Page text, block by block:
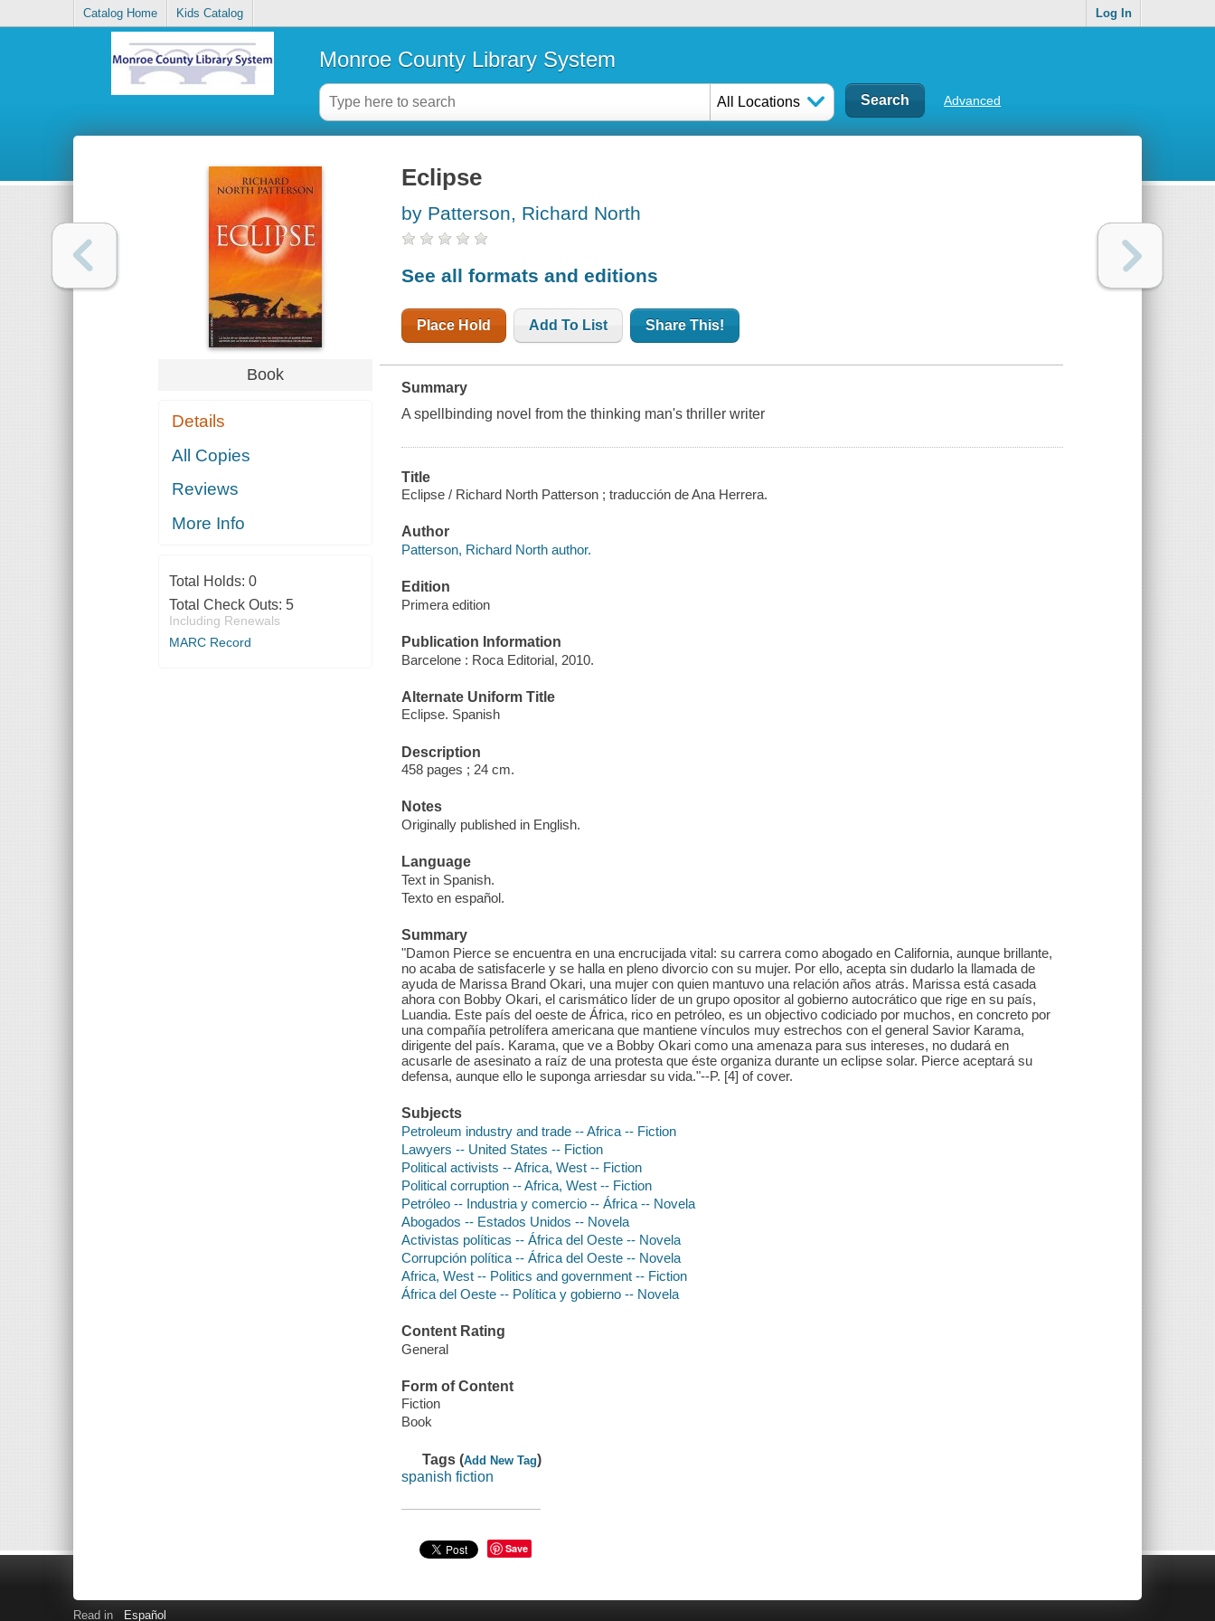
Catalog Home Kids Catalog Log In
Monroe County Library System
All Locations Advanced
Book
Details
All Copies
Reviews
More Info
Total Holds: 0
Total Check Outs: 5
Including Renewals
MARC Record
Eclipse
by Patterson, Richard North
See all formats and editions
Place Hold Add To List Share This!
Summary
A spellbinding novel from the thinking man's thriller writer
Title
Eclipse / Richard North Patterson ; traducción de Ana Herrera.
Author
Patterson, Richard North author.
Edition
Primera edition
Publication Information
Barcelone : Roca Editorial, 2010.
Alternate Uniform Title
Eclipse. Spanish
Description
458 pages ; 24 cm.
Notes
Originally published in English.
Language
Text in Spanish.
Texto en español.
Summary
"Damon Pierce se encuentra en una encrucijada vital: su carrera como abogado en California, aunque brillante,
no acaba de satisfacerle y se halla en pleno divorcio con su mujer. Por ello, acepta sin dudarlo la llamada de
ayuda de Marissa Brand Okari, una mujer con quien mantuvo una relación años atrás. Marissa está casada
ahora con Bobby Okari, el carismático líder de un grupo opositor al gobierno autocrático que rige en su país,
Luandia. Este país del oeste de África, rico en petróleo, es un objectivo codiciado por muchos, en concreto por
una compañía petrolífera americana que mantiene vínculos muy estrechos con el general Savior Karama,
dirigente del país. Karama, que ve a Bobby Okari como una amenaza para sus intereses, no dudará en
acusarle de asesinato a raíz de una protesta que éste organiza durante un eclipse solar. Pierce aceptará su
defensa, aunque ello le suponga arriesdar su vida."--P. [4] of cover.
Subjects
Petroleum industry and trade -- Africa -- Fiction
Lawyers -- United States -- Fiction
Political activists -- Africa, West -- Fiction
Political corruption -- Africa, West -- Fiction
Petróleo -- Industria y comercio -- África -- Novela
Abogados -- Estados Unidos -- Novela
Activistas políticas -- África del Oeste -- Novela
Corrupción política -- África del Oeste -- Novela
Africa, West -- Politics and government -- Fiction
África del Oeste -- Política y gobierno -- Novela
Content Rating
General
Form of Content
Fiction
Book
Tags (Add New Tag)
spanish fiction
Save
Read in Español